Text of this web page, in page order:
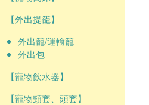
【外出提籠】
外出籠/運輸籠
外出包
【寵物飲水器】
【寵物頸套、頭套】